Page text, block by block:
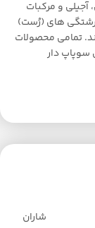
آجیلی و مرکبات
برشتگی های (رُست)
تمامی محصولات
سوپاپ دار
شاران